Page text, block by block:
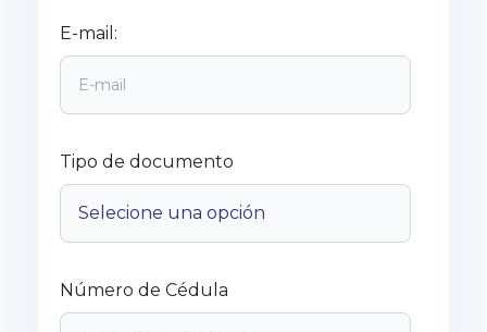
E-mail:
Tipo de documento
Número de Cédula